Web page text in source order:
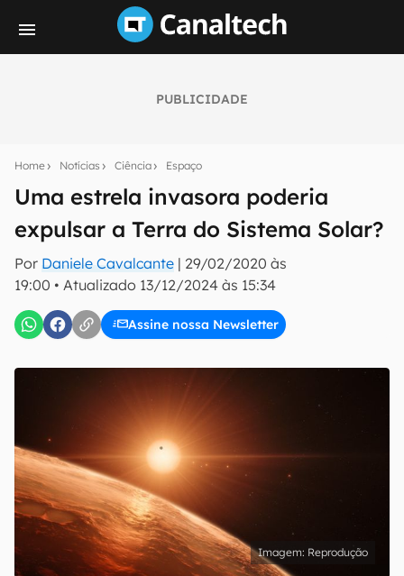
PUBLICIDADE
Home Notícias Ciência Espaço
Uma estrela invasora poderia
expulsar a Terra do Sistema Solar?
Por Daniele Cavalcante | 29/02/2020 às
19:00 • Atualizado 13/12/2024 às 15:34
Assine nossa Newsletter
notícias e reviews sobre tecnologia em primeira
E-mail
Reprodução